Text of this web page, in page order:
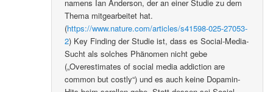
namens Ian Anderson, der an einer Studie zu dem
Thema mitgearbeitet hat.
(https://www.nature.com/articles/s41598-025-27053-
2) Key Finding der Studie ist, dass es Social-Media-
Sucht als solches Phänomen nicht gebe
(„Overestimates of social media addiction are
common but costly“) und es auch keine Dopamin-